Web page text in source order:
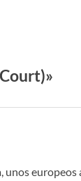
unos europeos